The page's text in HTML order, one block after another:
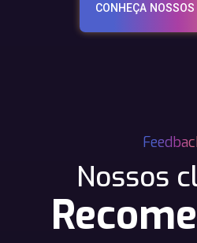
CONHEÇA
Nossos